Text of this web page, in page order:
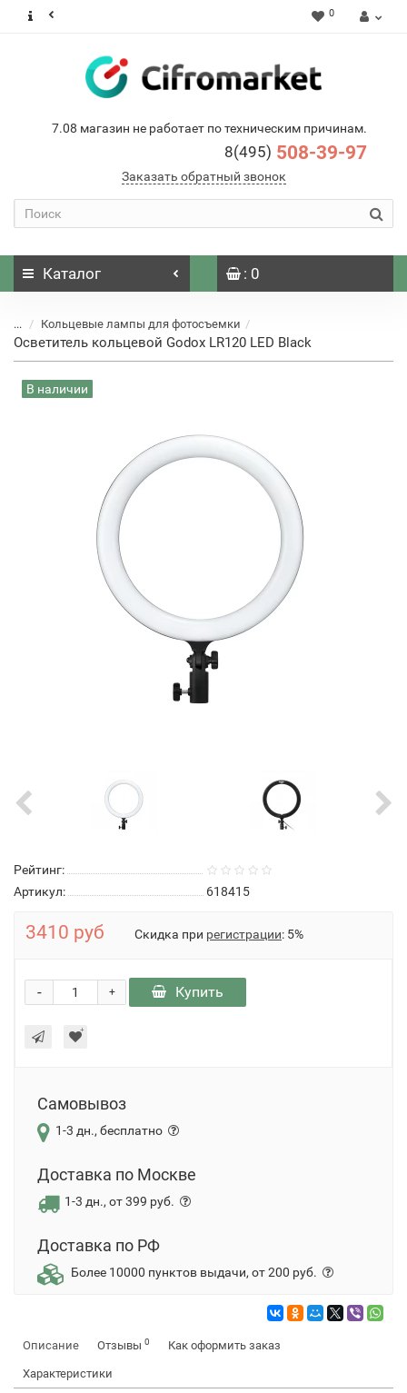
0
7.08 магазин не работает по техническим причинам.
8(495) 508-39-97
Заказать обратный звонок
Каталог : 0
... Кольцевые лампы для фотосъемки
Осветитель кольцевой Godox LR120 LED Black
В наличии
Рейтинг:
Артикул:
618415
3410 руб Скидка при регистрации: 5%
+
- Купить
Самовывоз
1-3 дн., бесплатно
Доставка по Москве
1-3 дн., от 399 руб.
Доставка по РФ
Более 10000 пунктов выдачи, от 200 руб.
Описание Отзывы 0 Как оформить заказ
Характеристики